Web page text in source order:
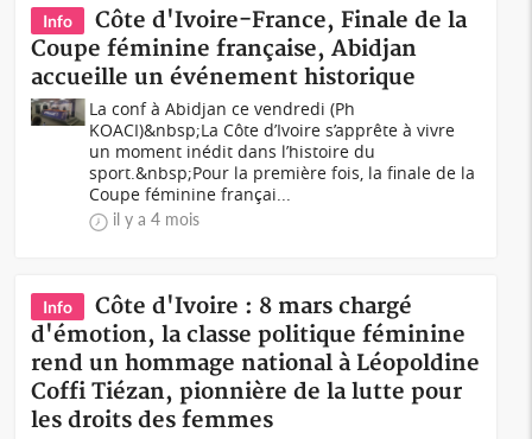
Info
Côte d'Ivoire-France, Finale de la
Coupe féminine française, Abidjan
accueille un événement historique
La conf à Abidjan ce vendredi (Ph
KOACI)&nbsp;La Côte d’Ivoire s’apprête à vivre
un moment inédit dans l’histoire du
sport.&nbsp;Pour la première fois, la finale de la
Coupe féminine françai...
il y a 4 mois
Info
Côte d'Ivoire : 8 mars chargé
d'émotion, la classe politique féminine
rend un hommage national à Léopoldine
Coffi Tiézan, pionnière de la lutte pour
les droits des femmes